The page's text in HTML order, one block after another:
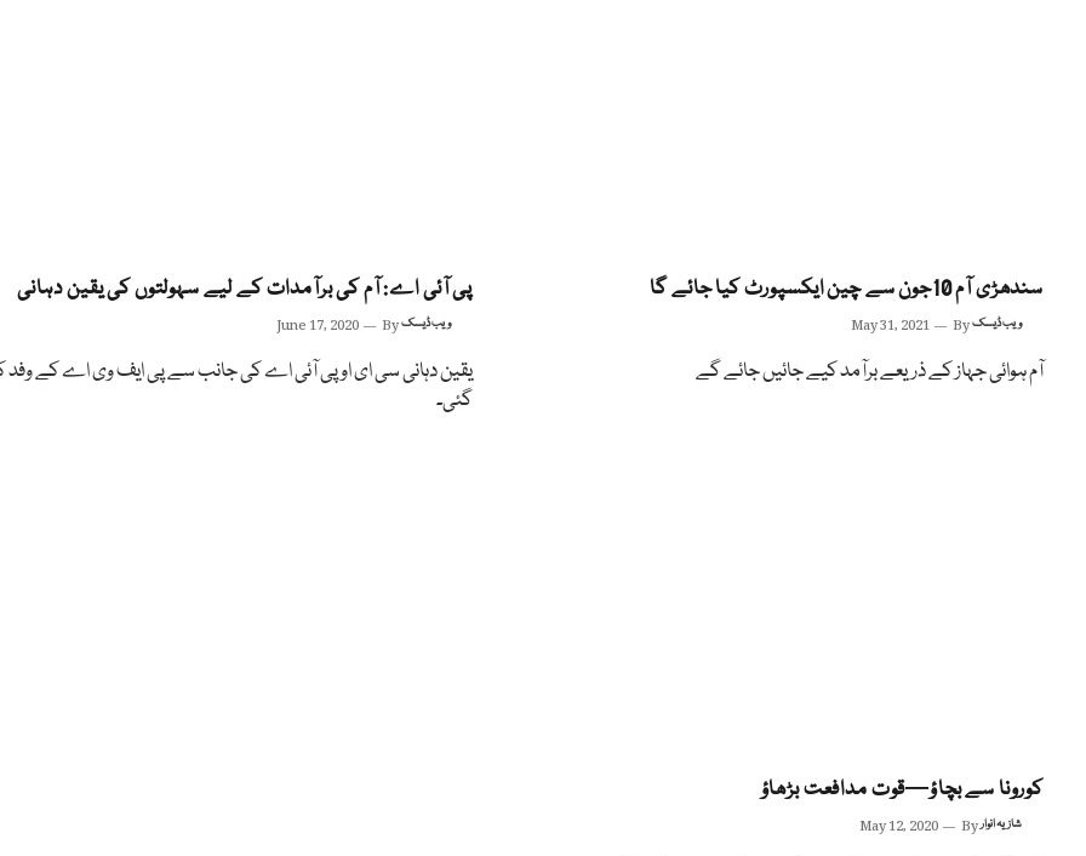
سندھڑی آم 10جون سے چین ایکسپورٹ کیا جائے گا
May 31, 2021 Byویب ڈیسک
آم ہوائی جہاز کے ذریعے برآمد کیے جائیں جائے گے
پی آئی اے: آم کی برآمدات کے لیے سہولتوں کی یقین دہانی
June 17, 2020 Byویب ڈیسک
یقین دہانی سی ای او پی آئی اے کی جانب سے پی ایف وی اے کے وفد
گئی۔
کورونا سے بچاؤ—قوت مدافعت بڑھاؤ
May 12, 2020 Byشازیہ انوار